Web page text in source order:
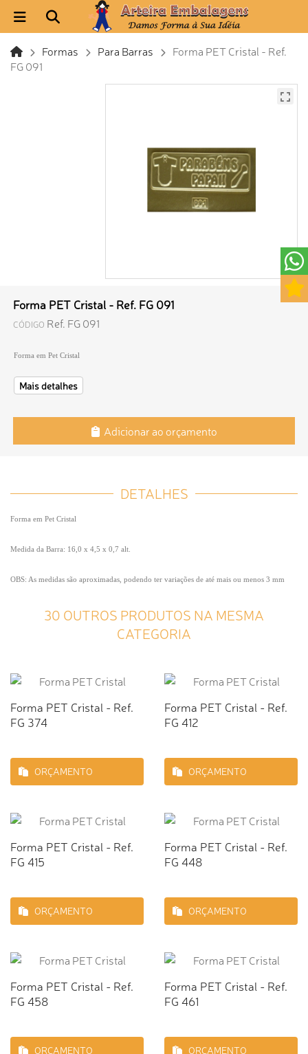
Formas Para Barras
Forma PET Cristal - Ref.
FG 091
Forma PET Cristal - Ref. FG 091
CÓDIGO Ref. FG 091
Forma em Pet Cristal
Mais detalhes
Adicionar ao orçamento
DETALHES
Forma em Pet Cristal
Medida da Barra: 16,0 x 4,5 x 0,7 alt.
OBS: As medidas são aproximadas, podendo ter variações de até mais ou menos 3 mm
30 OUTROS PRODUTOS NA MESMA
CATEGORIA
Forma PET Cristal - Ref.
FG 374
ORÇAMENTO
Forma PET Cristal - Ref.
FG 412
ORÇAMENTO
Forma PET Cristal - Ref.
FG 415
ORÇAMENTO
Forma PET Cristal - Ref.
FG 448
ORÇAMENTO
Forma PET Cristal - Ref.
FG 458
ORÇAMENTO
Forma PET Cristal - Ref.
FG 461
ORÇAMENTO